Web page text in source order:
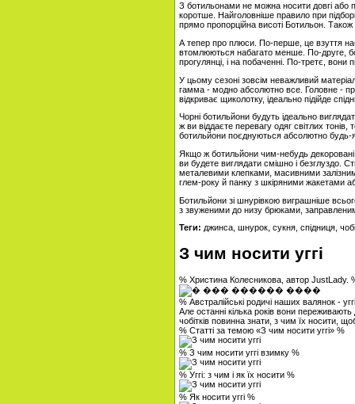
З ботильонами не можна носити довгі або
коротше. Найголовніше правило при
прямо пропорційна висоті Ботильон.
А тепер про плюси. По-перше, це взуття
втомлюються набагато менше. По-друге,
прогулянці, і на побаченні. По-третє, вони
У цьому сезоні зовсім неважливий
гамма - модно абсолютно все. Головне -
відкриває щиколотку, ідеально підійде
Чорні ботильйони будуть ідеально
ж ви віддаєте перевагу одяг світлих
ботильйони поєднуються абсолютно будь-
Якщо ж ботильйони чим-небудь
ви будете виглядати смішно і безглуздо.
металевими клепками, масивними
глем-року й панку з шкіряними жакетами
Ботильйони зі шнурівкою виграшніше
з звуженими до низу брюками,
Теги: джинса, шнурок, сукня, спідниця,
З чим носити уггі
% Христина Колесникова, автор JustLady.
% Австралійські родичі наших валянок -
Але останні кілька років вони
чобітків повинна знати, з чим їх носити,
% Статті за темою «З чим носити уггі» %
% З чим носити уггі взимку %
% Уггі: з чим і як їх носити %
% Як носити уггі %